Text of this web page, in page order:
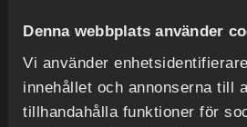
Denna webbplats använder
Vi använder
innehållet och annonserna till
tillhandahålla funktioner för